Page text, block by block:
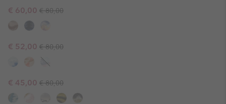
Sale price:
€ 60,00 Regular price:
€ 80,00
Sale price:
€ 52,00 Regular price:
€ 80,00
Sale price:
€ 45,00 Regular price:
€ 80,00